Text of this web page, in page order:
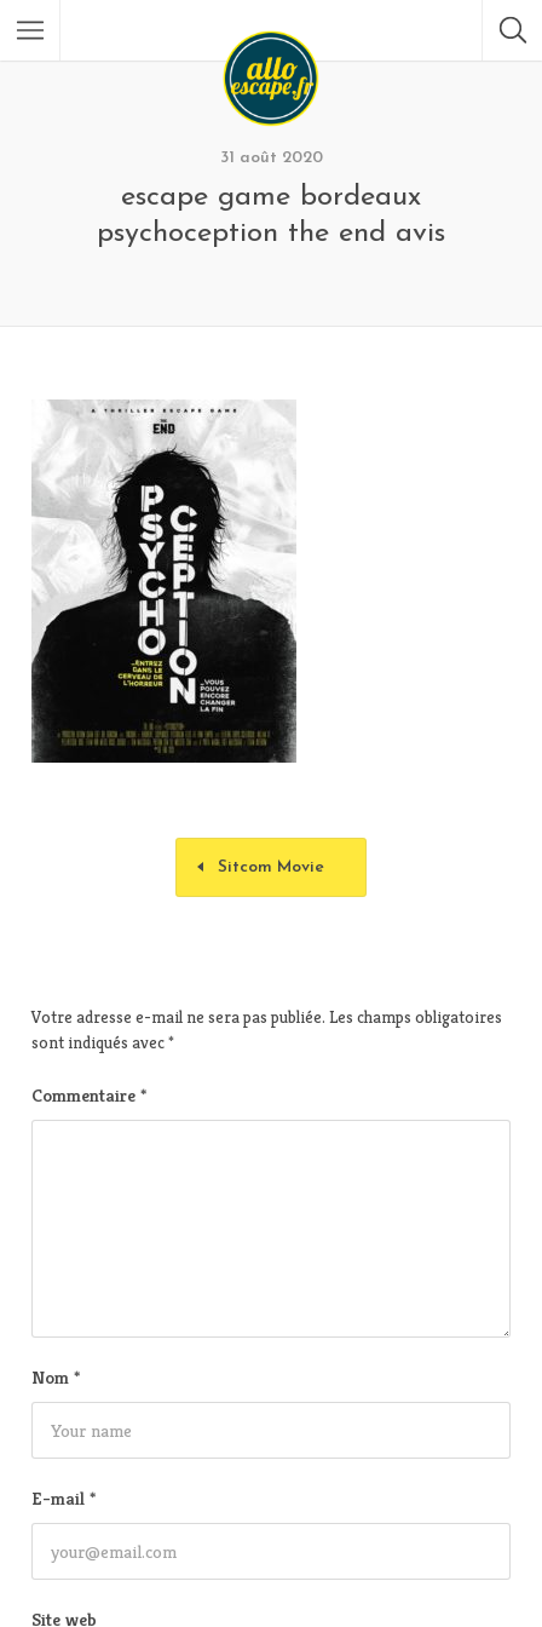
31 août 2020
escape game bordeaux
psychoception the end avis
Sitcom Movie
Votre adresse e-mail ne sera pas publiée. Les champs obligatoires
sont indiqués avec*
Commentaire *
Nom *
E-mail *
Site web